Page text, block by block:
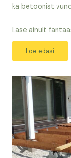
ka betoonist
Lase ainult
Loe edasi